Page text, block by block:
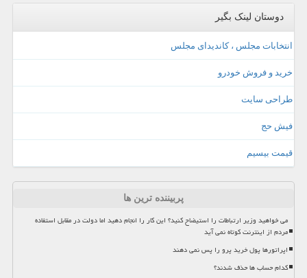
دوستان لینک بگیر
انتخابات مجلس ، کاندیدای مجلس
خرید و فروش خودرو
طراحی سایت
فیش حج
قیمت بیسیم
پربیننده ترین ها
می خواهید وزیر ارتباطات را استیضاح کنید؟ این کار را انجام دهید اما دولت در مقابل استفاده
مردم از اینترنت کوتاه نمی آید
اپراتورها پول خرید پرو را پس نمی دهند
کدام حساب ها حذف شدند؟